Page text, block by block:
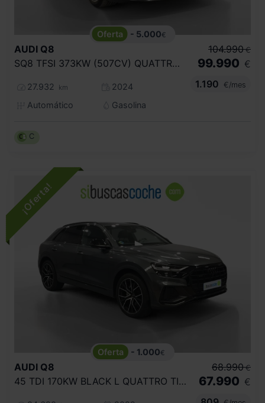
- 5.000€
AUDI Q8
SQ8 TFSI 373KW (507CV) QUATTRO TIPTRONIC
27.932 km
2024
Automático
Gasolina
104.990 €
99.990 €
1.190
€/mes
C
- 1.000€
AUDI Q8
45 TDI 170KW BLACK L QUATTRO TIPTRONIC
68.990 €
67.990 €